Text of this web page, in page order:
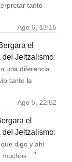
tanto
Ago 6, 13:15
el
del Jeltzalismo:
una diferencia
tanto la
Ago 5, 22:52
el
del Jeltzalismo:
digo y ahí
muchos…”